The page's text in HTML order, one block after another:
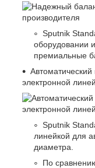
Sputnik
оборудовании
премиальные
электронной
Sputnik
линейкой для
диаметра.
По